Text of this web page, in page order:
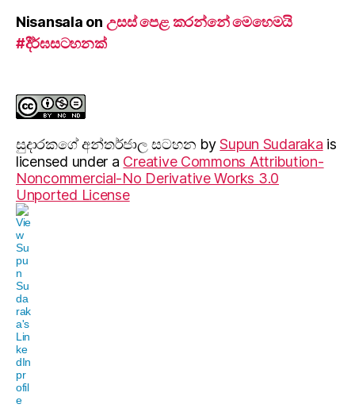
Nisansala on උසස් පෙළ කරන්නේ මෙහෙමයි
#දීර්ඝසටහනක්
සුදාරක‍ගේ අන්තර්ජාල සටහන bySupun Sudaraka is
licensed under a Creative Commons Attribution-
Noncommercial-No Derivative Works 3.0
Unported License